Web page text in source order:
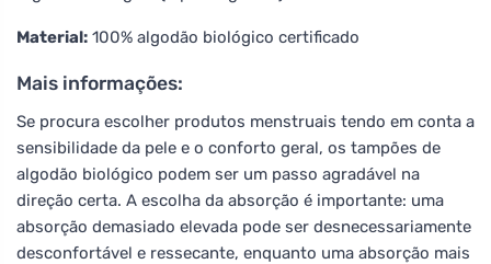
Material: 100% algodão biológico certificado
Mais informações:
Se procura escolher produtos menstruais tendo em conta a
sensibilidade da pele e o conforto geral, os tampões de
algodão biológico podem ser um passo agradável na
direção certa. A escolha da absorção é importante: uma
absorção demasiado elevada pode ser desnecessariamente
desconfortável e ressecante, enquanto uma absorção mais